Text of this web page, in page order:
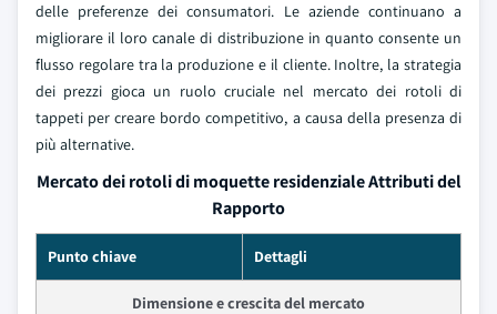
delle preferenze dei consumatori. Le aziende continuano a
migliorare il loro canale di distribuzione in quanto consente un
flusso regolare tra la produzione e il cliente. Inoltre, la strategia
dei prezzi gioca un ruolo cruciale nel mercato dei rotoli di
tappeti per creare bordo competitivo, a causa della presenza di
più alternative.
Mercato dei rotoli di moquette residenziale Attributi del
Rapporto
Punto chiave Dettagli
Dimensione e crescita del mercato